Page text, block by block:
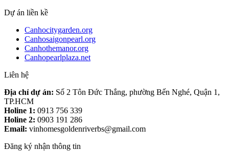
Dự án liền kề
Canhocitygarden.org
Canhosaigonpearl.org
Canhothemanor.org
Canhopearlplaza.net
Liên hệ
Địa chỉ dự án: Số 2 Tôn Đức Thắng, phường Bến Nghé, Quận 1,
TP.HCM
Holine 1: 0913 756 339
Holine 2: 0903 191 286
Email: vinhomesgoldenriverbs@gmail.com
Đăng ký nhận thông tin